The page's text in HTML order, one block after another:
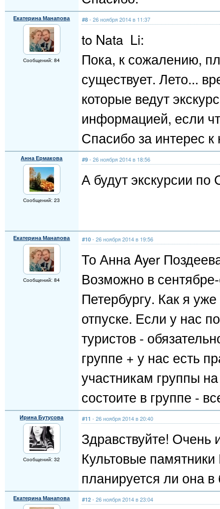
Екатерина Манапова
Сообщений: 84
#8 - 26 ноября 2014 в 11:37
to Nata Li:
Пока, к сожалению,
существует. Лето...
которые ведут
информацией, если
Спасибо за интерес
Анна Ермакова
Сообщений: 23
#9 - 26 ноября 2014 в 18:56
А будут экскурсии по
Екатерина Манапова
Сообщений: 84
#10 - 26 ноября 2014 в 19:56
То Анна Ayer
Возможно в
Петербургу. Как я
отпуске. Если у нас
туристов -
группе + у нас есть
участникам группы
состоите в группе -
Ирина Бутусова
Сообщений: 32
#11 - 26 ноября 2014 в 20:40
Здравствуйте! Очень
Культовые
планируется ли она
Екатерина Манапова #12 - 26 ноября 2014 в 23:04